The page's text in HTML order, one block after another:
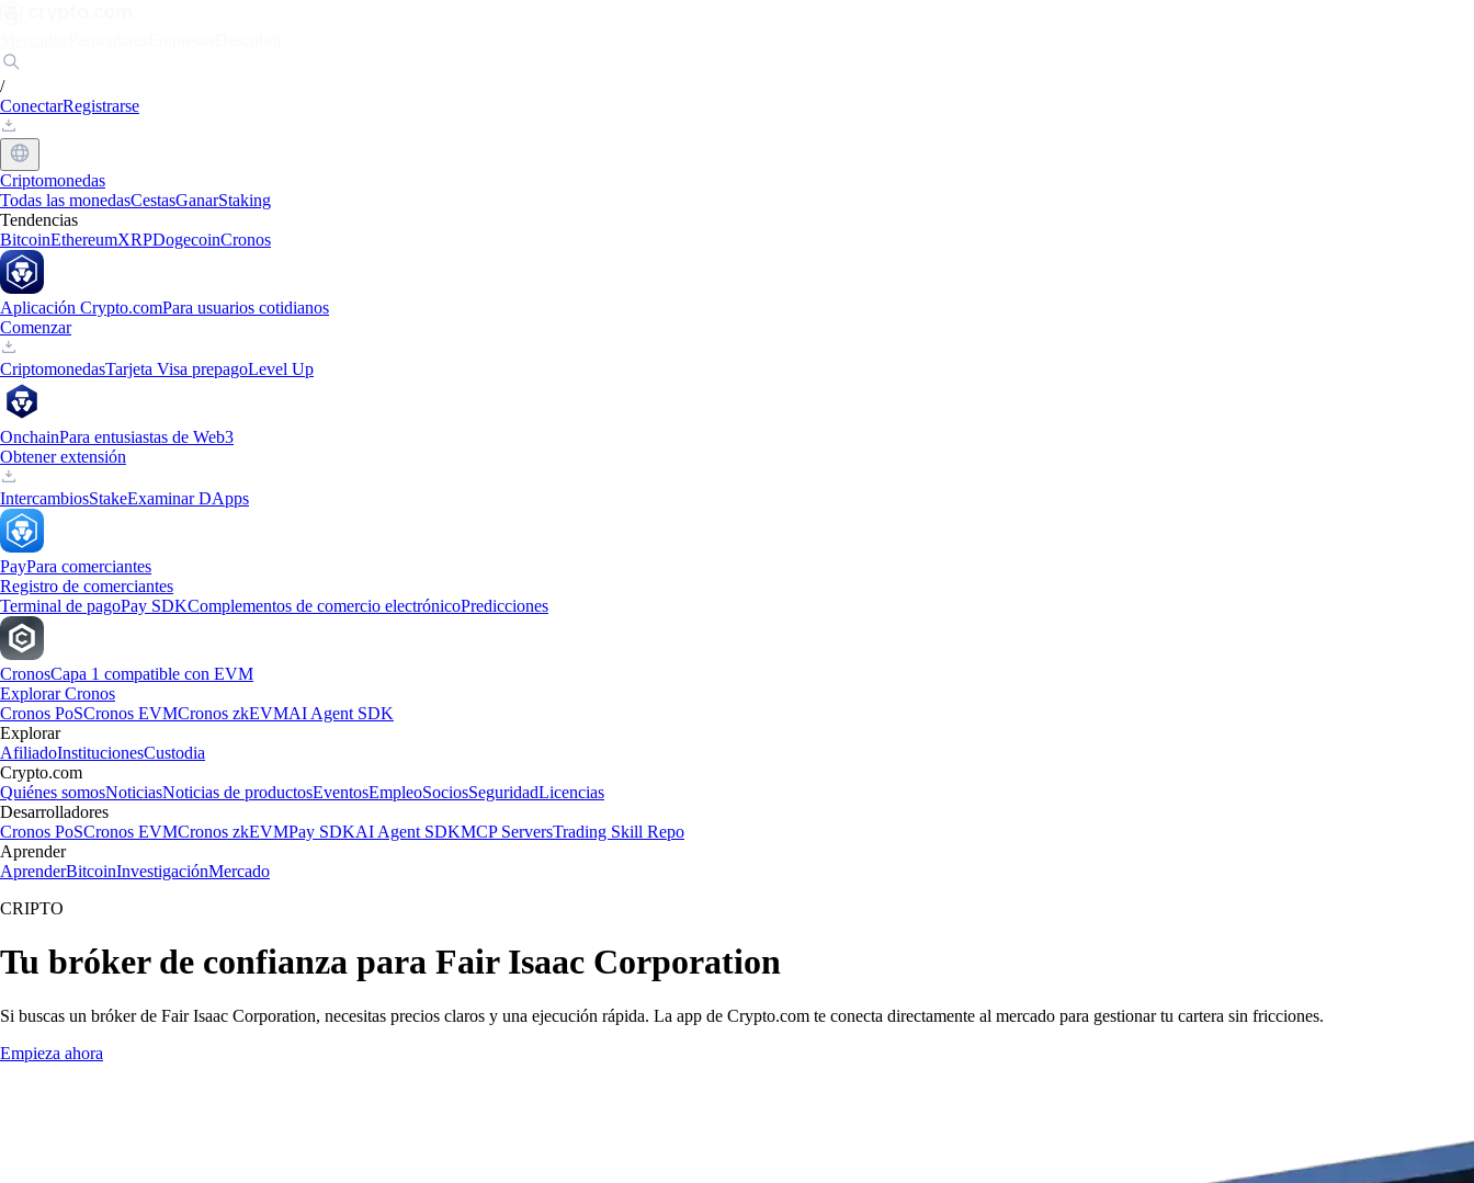
/
ConectarRegistrarse
Criptomonedas
Todas las monedasCestasGanarStaking
Tendencias
BitcoinEthereumXRPDogecoinCronos
Aplicación Crypto.comPara usuarios cotidianos
Comenzar
CriptomonedasTarjeta Visa prepagoLevel Up
OnchainPara entusiastas de Web3
Obtener extensión
IntercambiosStakeExaminar DApps
PayPara comerciantes
Registro de comerciantes
Terminal de pagoPay SDKComplementos de comercio electrónicoPredicciones
CronosCapa 1 compatible con EVM
Explorar Cronos
Cronos PoSCronos EVMCronos zkEVMAI Agent SDK
Explorar
AfiliadoInstitucionesCustodia
Crypto.com
Quiénes somosNoticiasNoticias de productosEventosEmpleoSociosSeguridadLicencias
Desarrolladores
Cronos PoSCronos EVMCronos zkEVMPay SDKAI Agent SDKMCP ServersTrading Skill Repo
Aprender
AprenderBitcoinInvestigaciónMercado
CRIPTO
Tu bróker de confianza para Fair Isaac Corporation
Si buscas un bróker de Fair Isaac Corporation, necesitas precios claros y una ejecución rápida. La app de Crypto.com te conecta directamente al mercado para gestionar tu cartera sin fricciones.
Empieza ahora